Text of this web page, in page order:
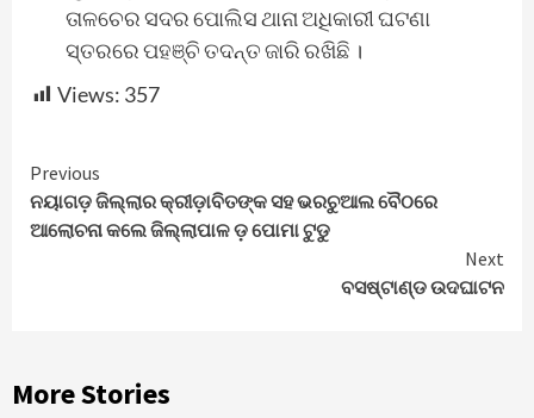
ତାଳଚେର ସଦର ପୋଲିସ ଥାନା ଅଧିକାରୀ ଘଟଣା
ସ୍ତରରେ ପହଞ୍ଚି ତଦନ୍ତ ଜାରି ରଖିଛି ।
Views: 357
Continue
Reading
Previous
ନୟାଗଡ଼ ଜିଲ୍ଲାର କ୍ରୀଡ଼ାବିତଙ୍କ ସହ ଭରଚୁଆଲ ବୈଠରେ
ଆଲୋଚନା କଲେ ଜିଲ୍ଲାପାଳ ଡ଼ ପୋମା ଟୁଡୁ
Next
ବସଷ୍ଟାଣ୍ଡ ଉଦଘାଟନ
More Stories